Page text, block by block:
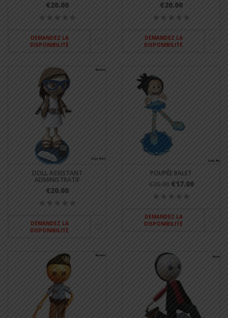
€20.00
DEMANDEZ LA
DISPONIBILITÉ
€20.00
DEMANDEZ LA
DISPONIBILITÉ
DOLL ASSISTANT
ADMINISTRATIF
€20.00
DEMANDEZ LA
DISPONIBILITÉ
POUPÉE BALET
€20.00 €17.00
DEMANDEZ LA
DISPONIBILITÉ